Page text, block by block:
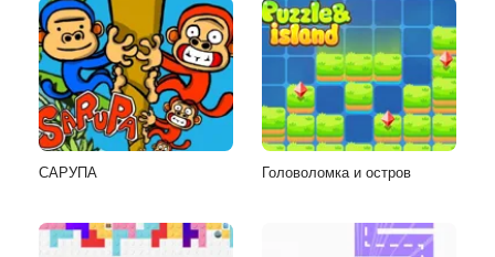
САРУПА Головоломка и остров